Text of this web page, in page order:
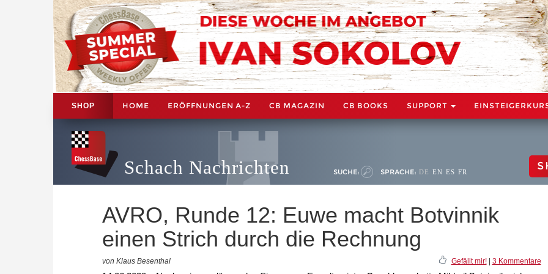
SHOP HOME ERÖFFNUNGEN A-Z CB MAGAZIN CB BOOKS SUPPORT
Schach Nachrichten SUCHE: SPRACHE: DE EN ES FR
AVRO, Runde 12: Euwe macht Botvinnik
einen Strich durch die Rechnung
von Klaus Besenthal Gefällt mir!| 3 Kommentare